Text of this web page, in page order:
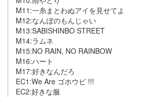
M11:一糸まとわぬアイを見せてよ
M12:なんぼのもんじゃい
M13:SABISHINBO STREET
M14:ラムネ
M15:NO RAIN, NO RAINBOW
M16:ハート
M17:好きなんだろ
EC1:We Are ゴホウビ !!!
EC2:好きな服